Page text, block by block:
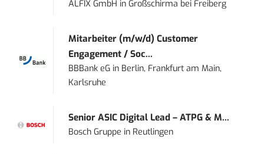
ALFIX GmbH inGroßschirma bei Freiberg
Mitarbeiter (m/w/d) Customer
Engagement / Soc...
BBBank eG in Berlin, Frankfurt am Main,
Karlsruhe
Senior ASIC Digital Lead – ATPG & M...
Bosch Gruppe in Reutlingen